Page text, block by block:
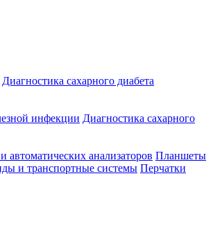
Диагностика сахарного диабета
инфекции Диагностика сахарного
анализаторов Планшеты
и транспортные системы Перчатки